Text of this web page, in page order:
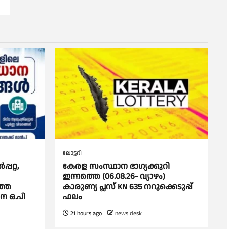
ഒ.പി
ലോട്ടറി
കേരള സംസ്ഥാന ഭാഗ്യക്കുറി
ഇന്നത്തെ (06.08.26- വ്യാഴം)
കാരുണ്യ പ്ലസ് KN 635 നറുക്കെടുപ്പ്
ഫലം
21 hours ago news desk